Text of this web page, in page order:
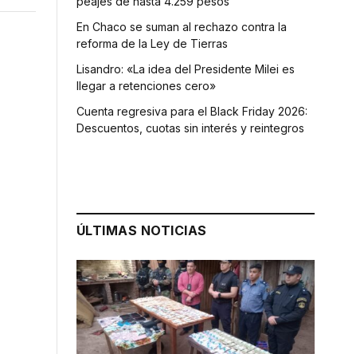
En Chaco se suman al rechazo contra la
reforma de la Ley de Tierras
Lisandro: «La idea del Presidente Milei es
llegar a retenciones cero»
Cuenta regresiva para el Black Friday 2026:
Descuentos, cuotas sin interés y reintegros
ÚLTIMAS NOTICIAS